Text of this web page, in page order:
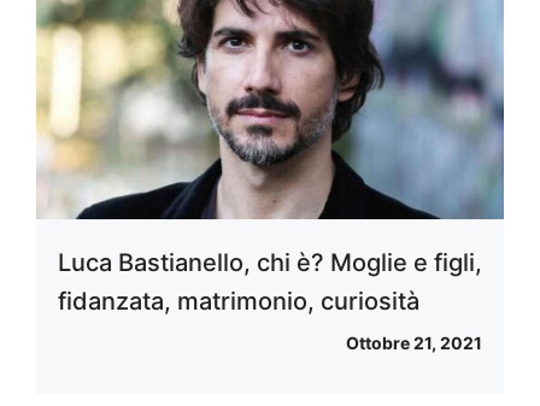
Luca Bastianello, chi è? Moglie e figli,
fidanzata, matrimonio, curiosità
Ottobre 21, 2021